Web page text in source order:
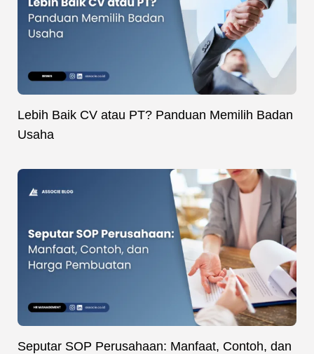
Lebih Baik CV atau PT? Panduan Memilih Badan
Usaha
Seputar SOP Perusahaan: Manfaat, Contoh, dan